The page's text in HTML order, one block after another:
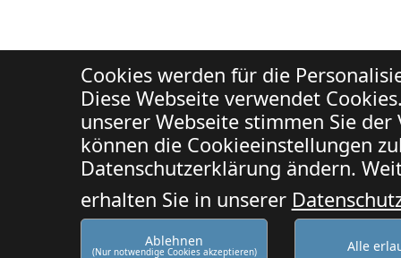
Cookies werden für die
Diese Webseite verwendet
unserer Webseite stimmen Sie
können die Cookieeinstellungen
Datenschutzerklärung ändern.
erhalten Sie in unserer
Ablehnen
(Nur notwendige Cookies akzeptieren) Alle